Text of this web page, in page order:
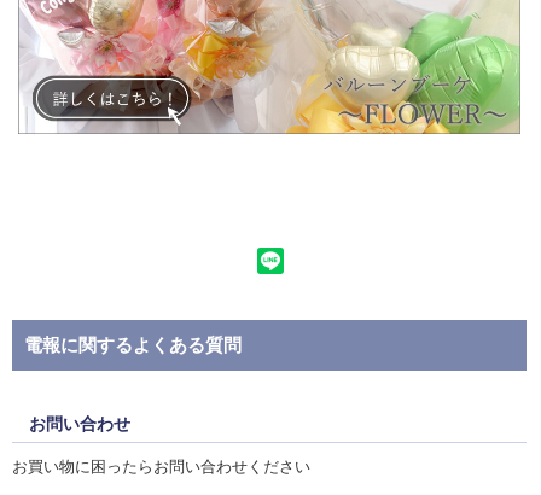
電報に関するよくある質問
お問い合わせ
お買い物に困ったらお問い合わせください